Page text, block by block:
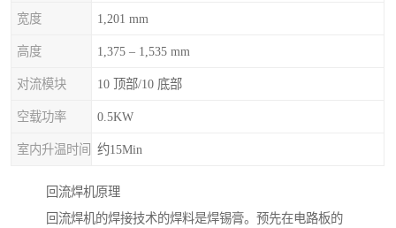
宽度 1,201 mm
高度 1,375 – 1,535 mm
对流模块 10 顶部/10 底部
空载功率 0.5KW
室内升温时间 约15Min
回流焊机原理
回流焊机的焊接技术的焊料是焊锡膏。预先在电路板的